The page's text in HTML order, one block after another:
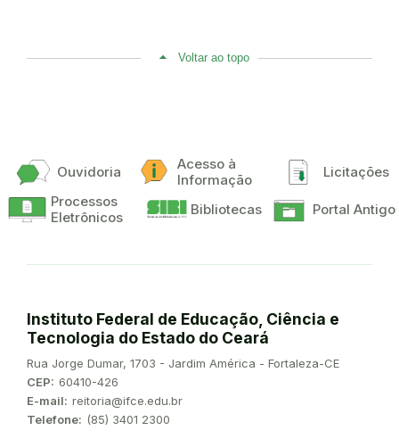
Voltar ao topo
Ouvidoria
Acesso à
Informação
Licitações
Processos
Eletrônicos
Bibliotecas Portal Antigo
Instituto Federal de Educação, Ciência e
Tecnologia do Estado do Ceará
Endereço:
Rua Jorge Dumar, 1703 - Jardim América - Fortaleza-CE
CEP: 60410-426
E-mail: reitoria@ifce.edu.br
Telefone: (85) 3401 2300